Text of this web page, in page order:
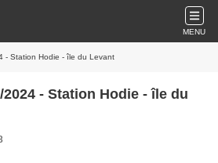
MENU
- Station Hodie - île du Levant
- île du